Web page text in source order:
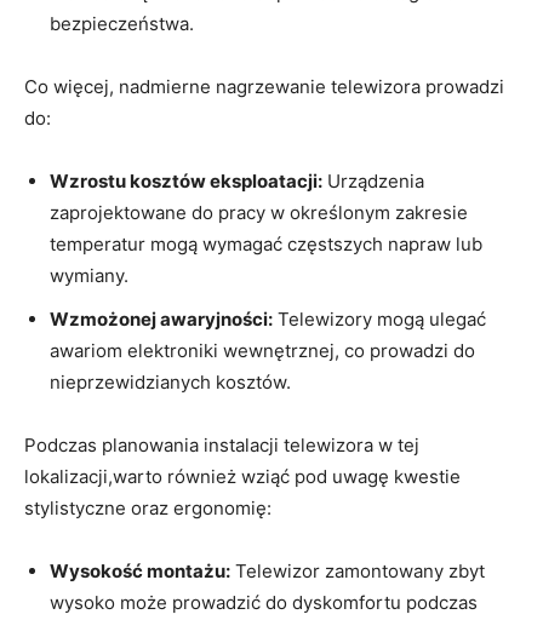
bezpieczeństwa.
Co więcej, nadmierne nagrzewanie telewizora prowadzi
do:
Wzrostu kosztów eksploatacji: Urządzenia
zaprojektowane do pracy w​ określonym zakresie
temperatur​ mogą wymagać częstszych napraw lub
wymiany.
Wzmożonej awaryjności: Telewizory mogą ulegać
awariom elektroniki wewnętrznej, co prowadzi do
nieprzewidzianych kosztów.
Podczas ​planowania instalacji ⁤telewizora w tej
lokalizacji,warto również wziąć pod ⁢uwagę kwestie
stylistyczne oraz ergonomię:
Wysokość montażu: ⁤Telewizor zamontowany zbyt
wysoko może prowadzić do dyskomfortu podczas⁣